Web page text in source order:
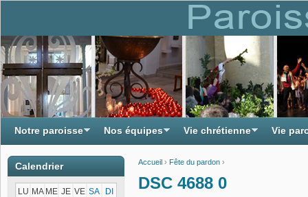
Accueil › Fête du pardon ›
DSC 4688 0
Notre paroisse Nos équipes Vie chrétienne Vie
Calendrier
LU MA ME JE VE SA
DI